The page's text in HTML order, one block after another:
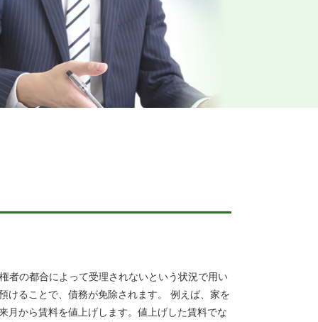
者の都合によって受理されないという状況で用い
けることで、債務が免除されます。 例えば、家を
月から賃料を値上げします。値上げした賃料でな